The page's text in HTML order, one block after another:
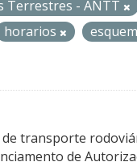
Terrestres - ANTT
horarios
transporte
de